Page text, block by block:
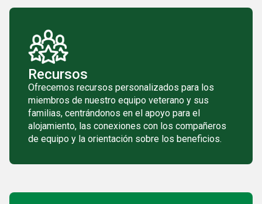
Recursos
Ofrecemos recursos personalizados para los
miembros de nuestro equipo veterano y sus
familias, centrándonos en el apoyo para el
alojamiento, las conexiones con los compañeros
de equipo y la orientación sobre los beneficios.